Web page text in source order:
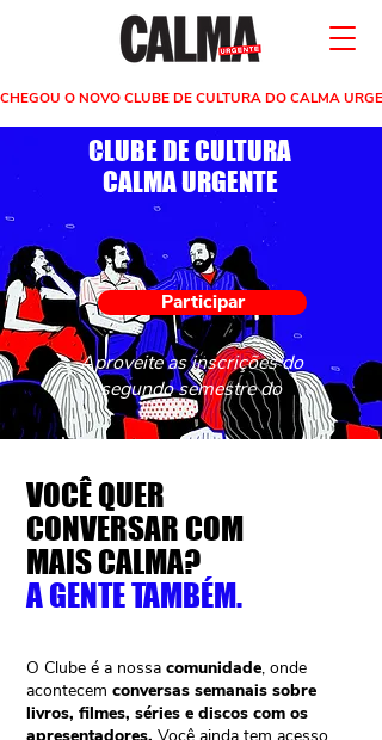
CHEGOU O NOVO CLUBE DE CULTURA DO CALMA
CLUBE DE CULTURA
CALMA URGENTE
Participar
Aproveite as inscrições do
segundo semestre do
O Clube é a nossa comunidade, onde
acontecem conversas semanais sobre
livros, filmes, séries e discos com os
VOCÊ QUER
CONVERSAR COM
MAIS CALMA?
A GENTE TAMBÉM.